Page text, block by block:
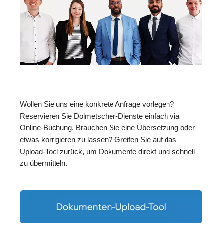
Wollen Sie uns eine konkrete Anfrage vorlegen?
Reservieren Sie Dolmetscher-Dienste einfach via
Online-Buchung. Brauchen Sie eine Übersetzung oder
etwas korrigieren zu lassen? Greifen Sie auf das
Upload-Tool zurück, um Dokumente direkt und schnell
zu übermitteln.